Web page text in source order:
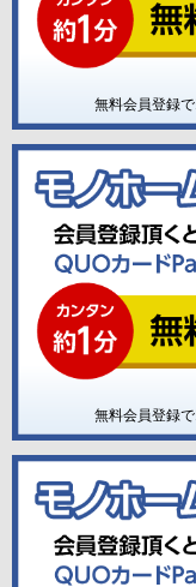
無料会員登録で
無料会員登録で